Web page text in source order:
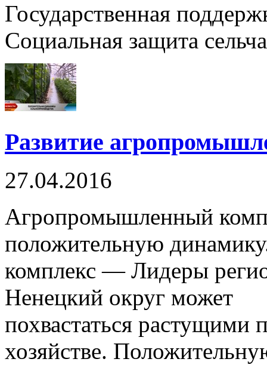
Государственная
Социальная защита
Развитие
27.04.2016
Агропромышленный
положительную
комплекс — Лидеры
Ненецкий округ может
похвастаться растущими
хозяйстве.